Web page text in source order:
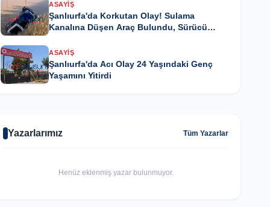
ASAYIŞ
Şanlıurfa'da Korkutan Olay! Sulama
Kanalına Düşen Araç Bulundu, Sürücü
ASAYIŞ
Şanlıurfa'da Acı Olay 24 Yaşındaki Genç
Yaşamını Yitirdi
Yazarlarımız Tüm Yazarlar
Henüz eklenmiş yazar bulunmuyor.